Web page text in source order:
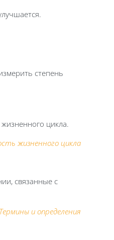
степень
цикла.
жизненного цикла
связанные с
и определения